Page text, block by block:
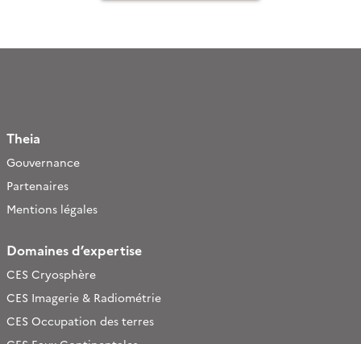
Theia
Gouvernance
Partenaires
Mentions légales
Domaines d’expertise
CES Cryosphère
CES Imagerie & Radiométrie
CES Occupation des terres